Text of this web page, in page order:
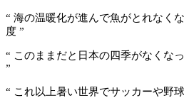
“ 海の温暖化が進んで魚がとれなく
度 ”
“ このままだと日本の四季がなくな
”
“ これ以上暑い世界でサッカーや野